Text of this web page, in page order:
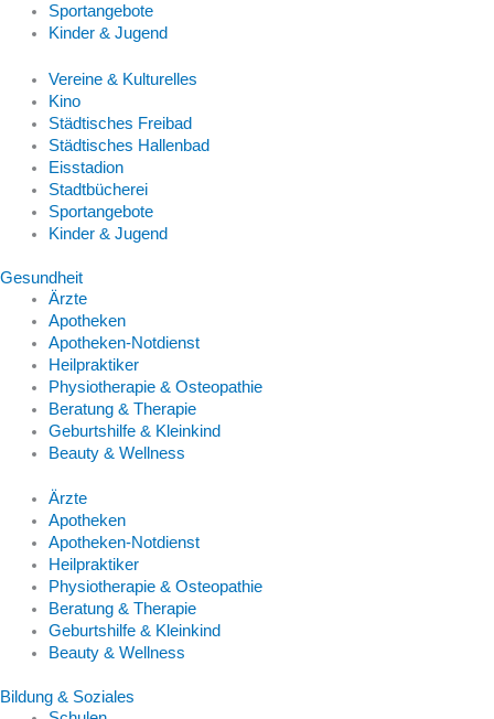
Sportangebote
Kinder & Jugend
Vereine & Kulturelles
Kino
Städtisches Freibad
Städtisches Hallenbad
Eisstadion
Stadtbücherei
Sportangebote
Kinder & Jugend
Gesundheit
Ärzte
Apotheken
Apotheken-Notdienst
Heilpraktiker
Physiotherapie & Osteopathie
Beratung & Therapie
Geburtshilfe & Kleinkind
Beauty & Wellness
Ärzte
Apotheken
Apotheken-Notdienst
Heilpraktiker
Physiotherapie & Osteopathie
Beratung & Therapie
Geburtshilfe & Kleinkind
Beauty & Wellness
Bildung & Soziales